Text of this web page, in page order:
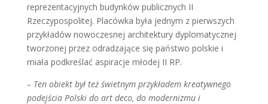
reprezentacyjnych budynków publicznych II
Rzeczypospolitej. Placówka była jednym z pierwszych
przykładów nowoczesnej architektury dyplomatycznej
tworzonej przez odradzające się państwo polskie i
miała podkreślać aspiracje młodej II RP.
– Ten obiekt był też świetnym przykładem kreatywnego
podejścia Polski do art deco, do modernizmu i